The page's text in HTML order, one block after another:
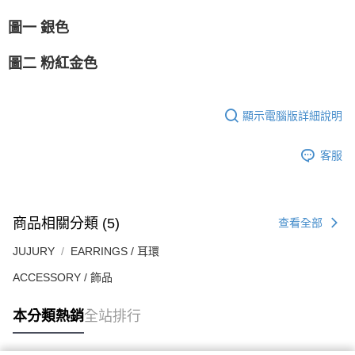
圖一 銀色
圖二 粉紅金色
顯示電腦版詳細說明
客服
商品相關分類 (5) 查看全部
JUJURY EARRINGS / 耳環
ACCESSORY / 飾品
本分類熱銷全站排行